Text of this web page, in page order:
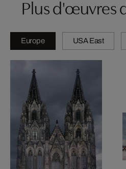
Plus d'œuvres
Europe USA East